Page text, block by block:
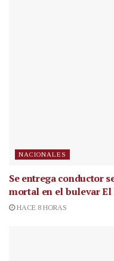
NACIONALES
Se entrega conductor
mortal en el bulevar
HACE 8 HORAS